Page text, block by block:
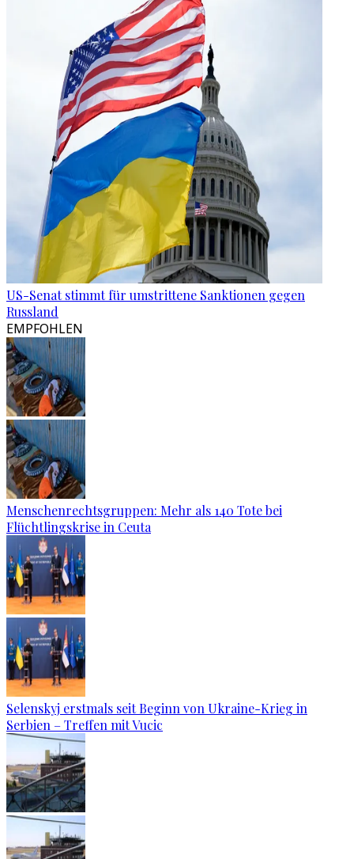
US-Senat stimmt für umstrittene Sanktionen gegen
Russland
EMPFOHLEN
Menschenrechtsgruppen: Mehr als 140 Tote bei
Flüchtlingskrise in Ceuta
Selenskyj erstmals seit Beginn von Ukraine-Krieg in
Serbien – Treffen mit Vucic